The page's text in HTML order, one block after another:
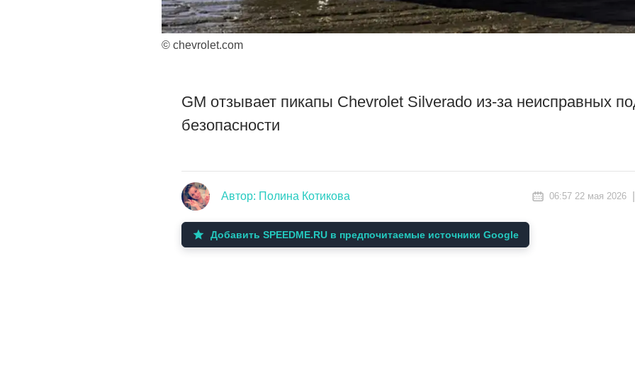
© chevrolet.com
GM отзывает пикапы Chevrolet Silverado из-за неисправных
безопасности
Автор: Полина Котикова 06:57 22 мая 2026
Добавить SPEEDME.RU в предпочитаемые источники Google